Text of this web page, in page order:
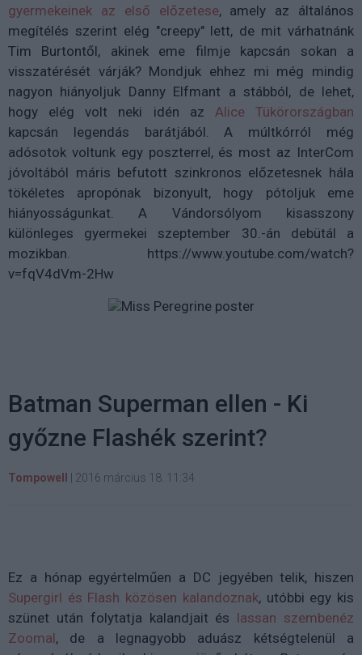
gyermekeinek az első előzetese, amely az általános
megítélés szerint elég "creepy" lett, de mit várhatnánk
Tim Burtontől, akinek eme filmje kapcsán sokan a
visszatérését várják? Mondjuk ehhez mi még mindig
nagyon hiányoljuk Danny Elfmant a stábból, de lehet,
hogy elég volt neki idén az Alice Tükörországban
kapcsán legendás barátjából. A múltkórról még
adósotok voltunk egy poszterrel, és most az InterCom
jóvoltából máris befutott szinkronos előzetesnek hála
tökéletes apropónak bizonyult, hogy pótoljuk eme
hiányosságunkat. A Vándorsólyom kisasszony
különleges gyermekei szeptember 30.-án debütál a
mozikban. https://www.youtube.com/watch?
v=fqV4dVm-2Hw
Batman Superman ellen - Ki
győzne Flashék szerint?
Tompowell 2016 március 18. 11:34
Ez a hónap egyértelműen a DC jegyében telik, hiszen
Supergirl és Flash közösen kalandoznak, utóbbi egy kis
szünet után folytatja kalandjait és lassan szembenéz
Zoomal, de a legnagyobb aduász kétségtelenül a